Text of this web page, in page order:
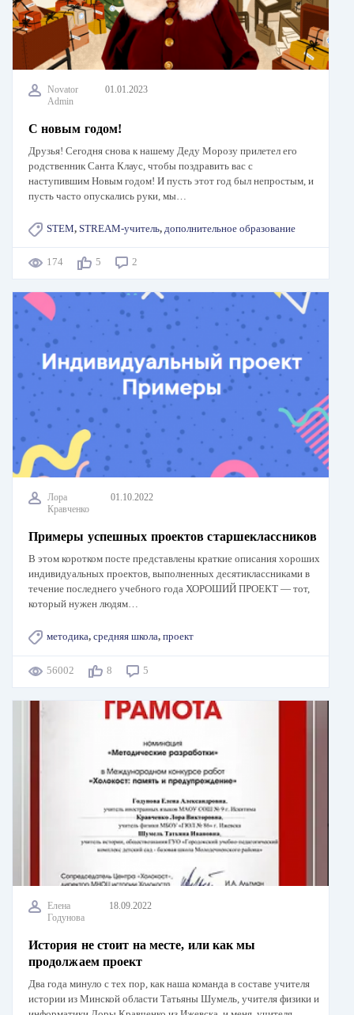
Novator
Admin
01.01.2023
С новым годом!
Друзья! Сегодня снова к нашему Деду Морозу прилетел его
родственник Санта Клаус, чтобы поздравить вас с
наступившим Новым годом! И пусть этот год был непростым, и
пусть часто опускались руки, мы…
STEM, STREAM-учитель, дополнительное образование
174 5 2
Лора
Кравченко
01.10.2022
Примеры успешных проектов старшеклассников
В этом коротком посте представлены краткие описания хороших
индивидуальных проектов, выполненных десятиклассниками в
течение последнего учебного года ХОРОШИЙ ПРОЕКТ —​ тот,
который нужен людям…
методика, средняя школа, проект
56002 8 5
Елена
Годунова
18.09.2022
История не стоит на месте, или как мы
продолжаем проект
Два года минуло с тех пор, как наша команда в составе учителя
истории из Минской области Татьяны Шумель, учителя физики и